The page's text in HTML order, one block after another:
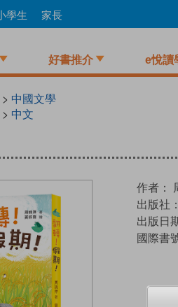
學生 家長
好書推介 e悅讀
> 中國文學
> 中文
作者：
出版社：
出版日
國際書